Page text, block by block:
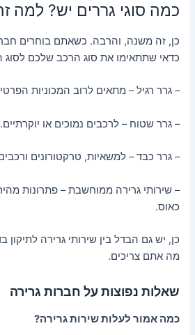
כמה סוגי גררים יש? למה
כן, זה משנה, והרבה. כשאתם בוחרים
כדאי שתתאימו את סוג הרכב שלכם לסוג
– גרר רגיל – מתאים לרוב המכוניות
– גרר שטוח – לרכבים נמוכים או
– גרר כבד – למשאיות, טרקטורונים
– שירותי גרירה ממוחשבת – פתרונות
כאוס.
כן, יש גם הבדל בין שירותי גרירה לתיקון
מה אתם צריכים.
שאלות נפוצות על חברות גרירה
כמה אמור לעלות שירות גרירה?